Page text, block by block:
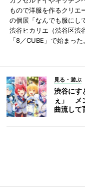
もので洋服を作るクリエ
の個展「なんでも服にし
渋谷ヒカリエ（渋谷区渋
「8／CUBE」で始まった。
見る・遊ぶ
渋谷にす
ぇ」 メ
曲流して